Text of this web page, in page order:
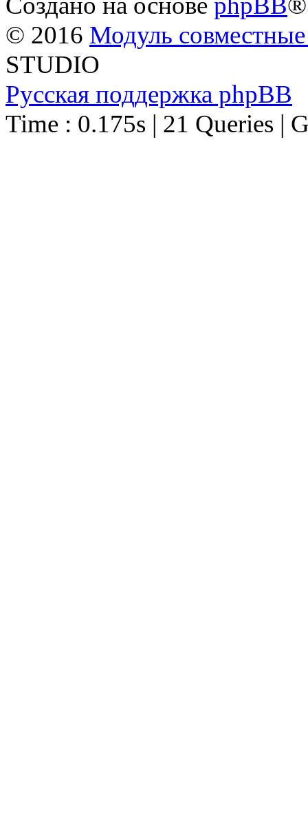
© 2016 Модуль
STUDIO
Русская поддержка phpBB
Time : 0.175s | 21 Queries |